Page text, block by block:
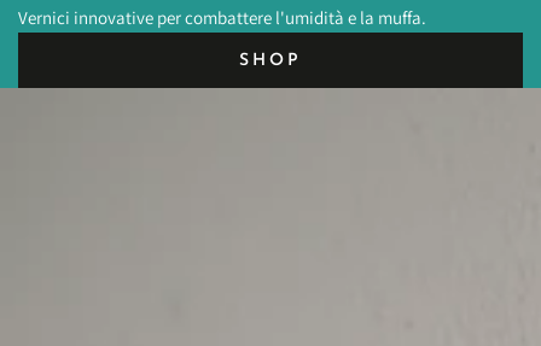
Vernici innovative per combattere l'umidità e la muffa.
SHOP